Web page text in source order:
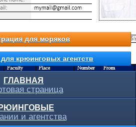
для моряков
крюинговых агентств
ГЛАВНАЯ
страница
и агентства